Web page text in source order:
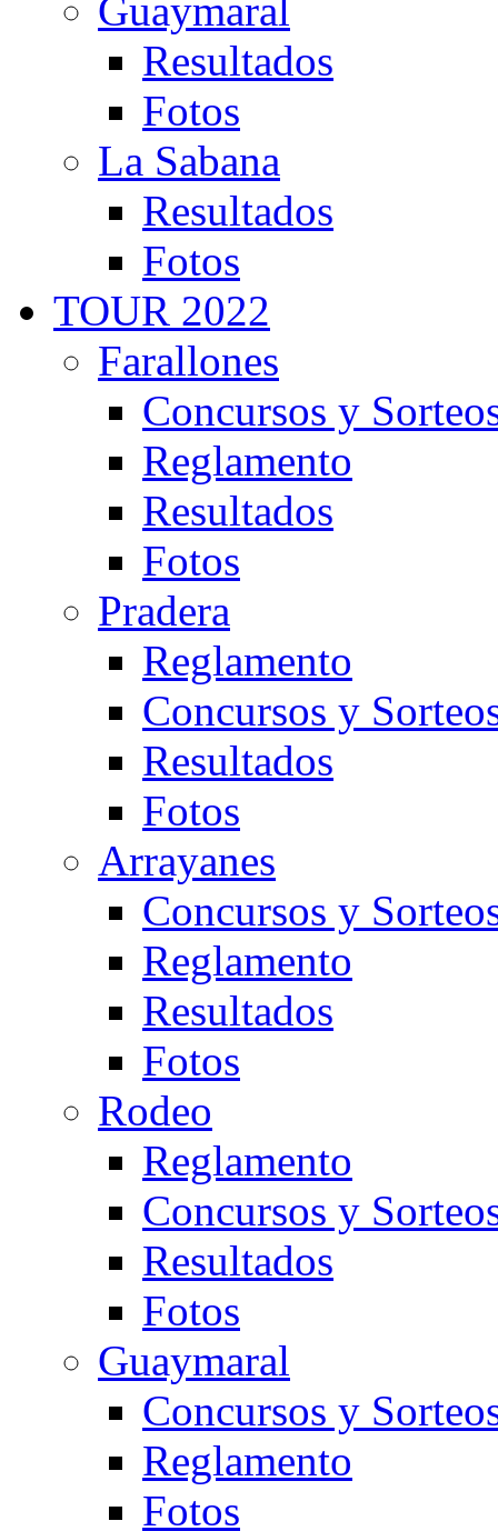
Guaymaral
Resultados
Fotos
La Sabana
Resultados
Fotos
TOUR 2022
Farallones
Concursos y
Reglamento
Resultados
Fotos
Pradera
Reglamento
Concursos y
Resultados
Fotos
Arrayanes
Concursos y
Reglamento
Resultados
Fotos
Rodeo
Reglamento
Concursos y
Resultados
Fotos
Guaymaral
Concursos y
Reglamento
Fotos